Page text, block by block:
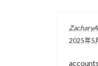
2025年5